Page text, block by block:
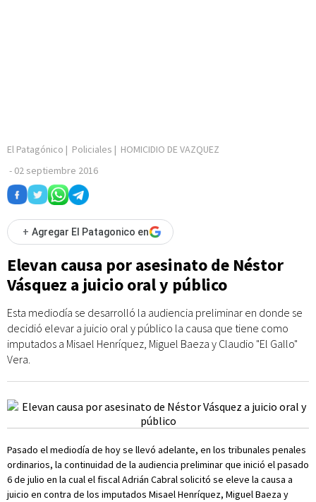
El Patagónico | Policiales | HOMICIDIO DE VAZQUEZ
- 02 septiembre 2016
+ Agregar El Patagonico en
Elevan causa por asesinato de Néstor
Vásquez a juicio oral y público
Esta mediodía se desarrolló la audiencia preliminar en donde se
decidió elevar a juicio oral y público la causa que tiene como
imputados a Misael Henríquez, Miguel Baeza y Claudio "El Gallo"
Vera.
Pasado el mediodía de hoy se llevó adelante, en los tribunales penales
ordinarios, la continuidad de la audiencia preliminar que inició el pasado
6 de julio en la cual el fiscal Adrián Cabral solicitó se eleve la causa a
juicio en contra de los imputados Misael Henríquez, Miguel Baeza y